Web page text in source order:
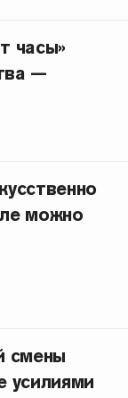
часы»
—
можно
смены
усилиями